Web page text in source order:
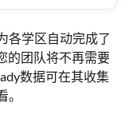
各学区自动完成了
的团队将不再需要
数据可在其收集